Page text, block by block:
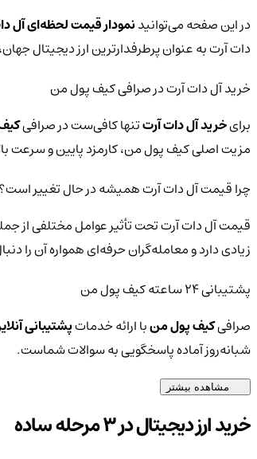
در این صفحه می‌توانیدنمودار قیمت لحظه‌ای آل
دات آرت به عنوان پرطرفدارترین ارز دیجیتال
خرید آل دات آرت در صرافی کیف پول من
برایخرید آل دات آرتتنها کافی‌ست در صرافی
مزیت اصلی کیف پول من، کارمزد پایین و سرعت
چرا قیمت آل دات آرت همیشه در حال تغییر است؟
قیمت آل دات آرت تحت تأثیر عوامل مختلفی از
زیادی دارد و معامله‌گران حرفه‌ای همواره آن
پشتیبانی ۲۴ ساعته کیف پول من
صرافیکیف پول منبا ارائه خدماتپشتیبانی آنلاین ۲۴
شبانه‌روز آماده پاسخگویی به سوالات شماست.
مشاهده بیشتر
خرید ارز دیجیتال در 3 مرحله ساده